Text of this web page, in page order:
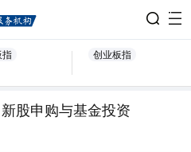
指 创业板指
股申购与基金投资